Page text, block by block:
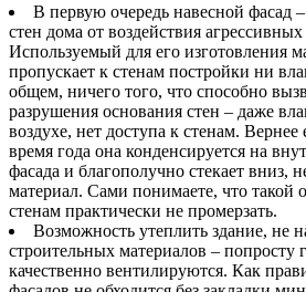
В первую очередь навесной фасад
стен дома от воздействия
Используемый для его изготовления
пропускает к стенам постройки ни
общем, ничего того, что способно
разрушения основания стен – даже
воздухе, нет доступа к стенам. Вернее
время года она конденсируется на
фасада и благополучно стекает вниз,
материал. Сами понимаете, что такой
стенам практически не промерзать.
Возможность утеплить здание, не
строительных материалов – попросту
качественно вентилируются. Как